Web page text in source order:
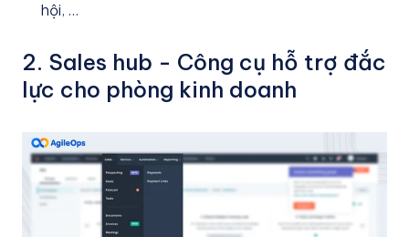
hội, …
2. Sales hub - Công cụ hỗ trợ đắc
lực cho phòng kinh doanh